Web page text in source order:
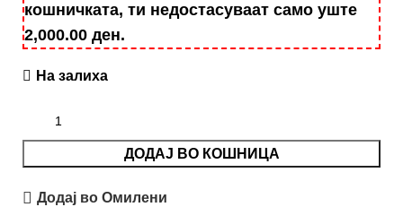
кошничката, ти недостасуваат само уште
2,000.00 ден.
На залиха
ДОДАЈ ВО КОШНИЦА
Додај во Омилени